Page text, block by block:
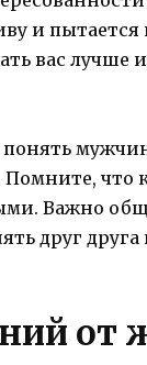
и пытается
вас лучше
Важно
друг друга
от